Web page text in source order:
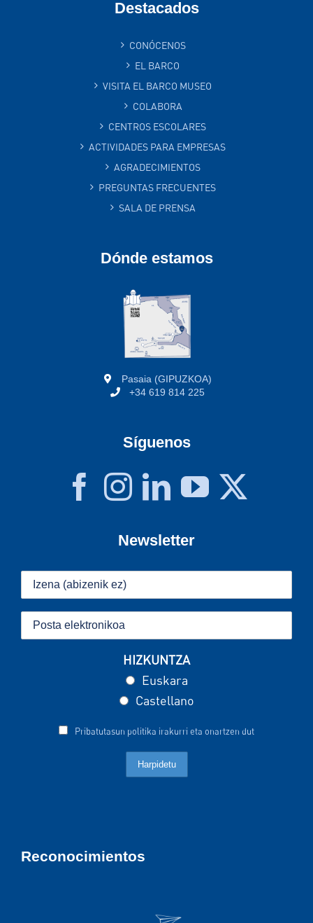
Destacados
CONÓCENOS
EL BARCO
VISITA EL BARCO MUSEO
COLABORA
CENTROS ESCOLARES
ACTIVIDADES PARA EMPRESAS
AGRADECIMIENTOS
PREGUNTAS FRECUENTES
SALA DE PRENSA
Dónde estamos
Pasaia (GIPUZKOA)
+34 619 814 225
Síguenos
Newsletter
HIZKUNTZA
Euskara
Castellano
Pribatutasun politika irakurri eta onartzen dut
Reconocimientos